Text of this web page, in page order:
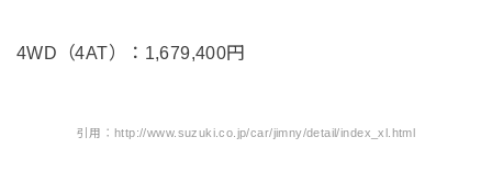
4WD（4AT）：1,679,400円
引用：http://www.suzuki.co.jp/car/jimny/detail/index_xl.html